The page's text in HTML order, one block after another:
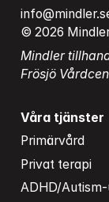
© 2026
Mindler
Frösjö
Våra tjänster
Primärvård
Privat terapi
ADHD/